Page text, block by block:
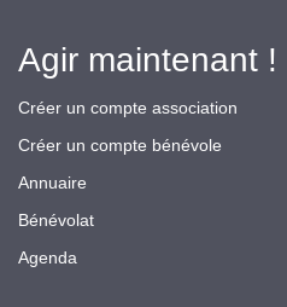
Agir maintenant !
Créer un compte association
Créer un compte bénévole
Annuaire
Bénévolat
Agenda